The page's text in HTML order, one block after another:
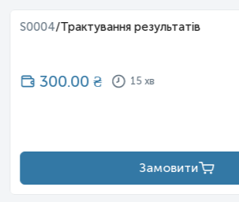
S0004/Трактування результатів
300.00₴ 15 хв
Замовити